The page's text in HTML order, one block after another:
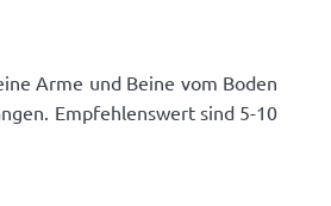
Arme und Beine vom Boden
Empfehlenswert sind 5-10